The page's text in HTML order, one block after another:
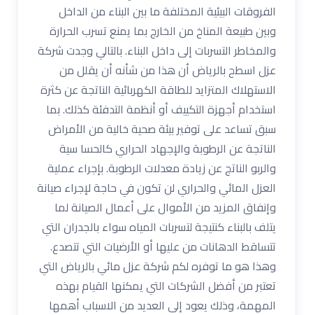
الفروقات البيئية المختلفة ما بين البناء من الداخل
وبين طبيعة المناخ من الخارج بما يمنع تسرب الحرارة
والمخاطر التسربات إلى داخل البناء. بالتالي وجدت شركة
عزل اسطح بالرياض أن هذا من شأنه أن يقلل من
الاستهلاك المتزايد للطاقة الكهربائية الناتجة عن كثرة
استخدام أجهزة التكييف أو أنظمة التدفئة كذلك. بما
سبق تساعد على توفير بيئة صحية خالية من الأمراض
الناتجة عن الرطوبة والإجهاد الحراري كالحسا سية
والربو الناتج عن زيادة معدلات الرطوبة. بإجراء عملية
العزل المائي والحراري لن تكون في حاجة لإجراء صيانة
وإنفاق المزيد من الأموال على أعمال الصيانة لما
يتلف بالبناء كنتيجة لتسربات المياه سواء بالجدران التي
تتساقط الدهانات من عليها أو الأرضيات التي تتصدع.
وهذا هو ما توفره لكم شركة عزل مائي بالرياض التي
تعتبر من أفضل الشركات التي يمكنها القيام بهذه
المهمة، وذلك يعود إلى العديد من الاسباب أهمها